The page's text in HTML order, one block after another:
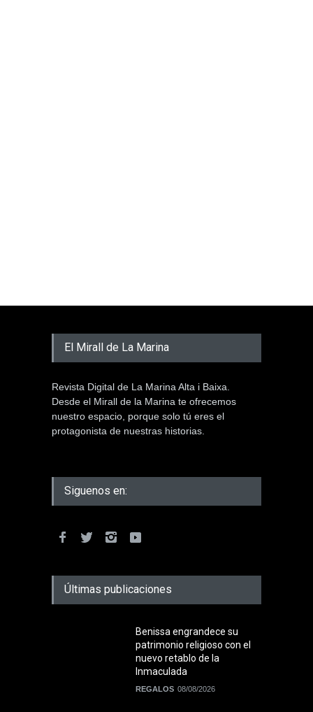
El Mirall de La Marina
Revista Digital de La Marina Alta i Baixa.
Desde el Mirall de la Marina te ofrecemos
nuestro espacio, porque solo tú eres el
protagonista de nuestras historias.
Siguenos en:
Últimas publicaciones
Benissa engrandece su
patrimonio religioso con el
nuevo retablo de la
Inmaculada
REGALOS 08/08/2026